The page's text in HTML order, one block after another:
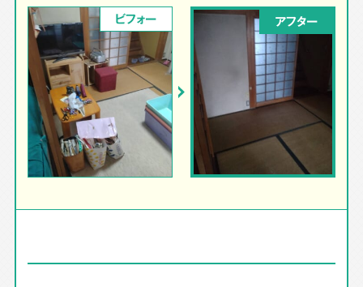
ビフォー アフター